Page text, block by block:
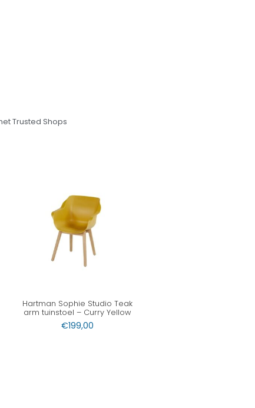
Trusted Shops
Hartman Sophie Studio Teak
arm tuinstoel – Curry Yellow
€199,00